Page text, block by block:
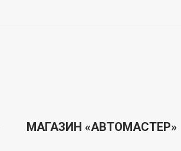
МАГАЗИН «АВТОМАСТЕР»